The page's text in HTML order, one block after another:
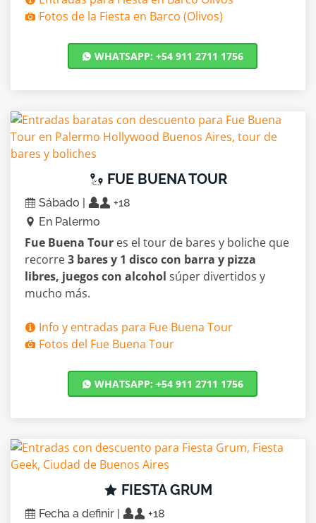
Fotos de la Fiesta en Barco (Olivos)
WHATSAPP: +54 911 2711 1756
FUE BUENA TOUR
Sábado |
+18
En Palermo
Fue Buena Tour es el tour de bares y boliche que
recorre3 bares y 1 disco con barra y pizza
libres, juegos con alcohol súper divertidos y
mucho más.
Info y entradas para Fue Buena Tour
Fotos del Fue Buena Tour
WHATSAPP: +54 911 2711 1756
FIESTA GRUM
Fecha a definir |
+18